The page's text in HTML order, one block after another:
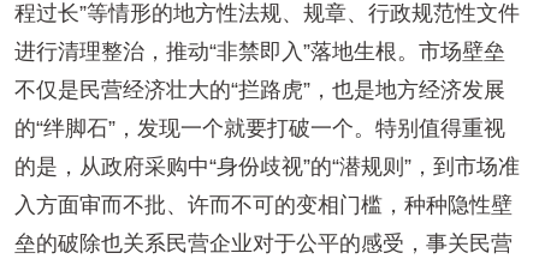
程过长”等情形的地方性法规、规章、行政规范性文件
进行清理整治，推动“非禁即入”落地生根。市场壁垒
不仅是民营经济壮大的“拦路虎”，也是地方经济发展
的“绊脚石”，发现一个就要打破一个。特别值得重视
的是，从政府采购中“身份歧视”的“潜规则”，到市场准
入方面审而不批、许而不可的变相门槛，种种隐性壁
垒的破除也关系民营企业对于公平的感受，事关民营